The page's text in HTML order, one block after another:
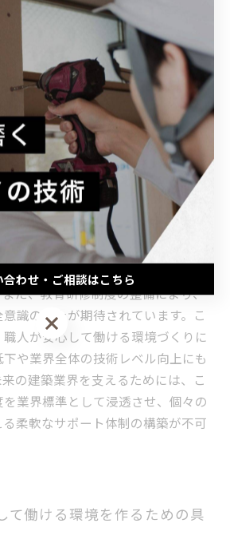
人が安心して長く働ける環境づくり
支える福利厚生制度のビジョ
術と経験を活かし、現場を支えてい
では依然として改善の余地がありま
康管理のサポートが不十分で、長
スクが高い環境に対応しきれていま
部の企業が職人向けの健康診断やメ
充実に取り組み、労働環境の改善が
た、教育研修制度の整備により、
識の向上が期待されています。こ
人が安心して働ける環境づくりに
や業界全体の技術レベル向上にも
の建築業界を支えるためには、こ
業界標準として浸透させ、個々の
柔軟なサポート体制の構築が不可
て働ける環境を作るための具
合わせ・ご相談はこちら
合わせ・ご相談はこちら